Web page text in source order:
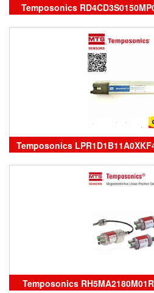
Temposonics
sensor
Temposonics
Temposonics